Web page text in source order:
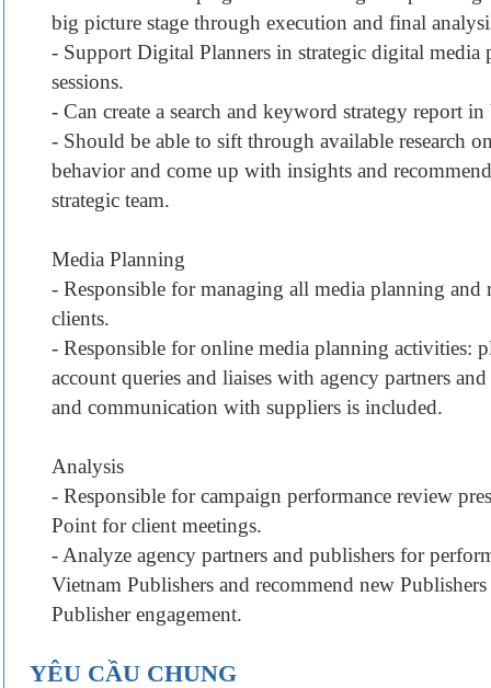
big picture stage through execution and final
- Support Digital Planners in strategic digital media
sessions.
- Can create a search and keyword strategy report
- Should be able to sift through available research
behavior and come up with insights and
strategic team.
Media Planning
- Responsible for managing all media planning
clients.
- Responsible for online media planning activities:
account queries and liaises with agency partners
and communication with suppliers is included.
Analysis
- Responsible for campaign performance review
Point for client meetings.
- Analyze agency partners and publishers for
Vietnam Publishers and recommend new
Publisher engagement.
YÊU CẦU CHUNG